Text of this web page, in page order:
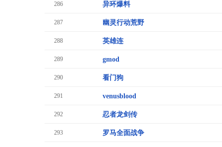
286 异环爆料
287 幽灵行动荒野
288 英雄连
289 gmod
290 看门狗
291 venusblood
292 忍者龙剑传
293 罗马全面战争